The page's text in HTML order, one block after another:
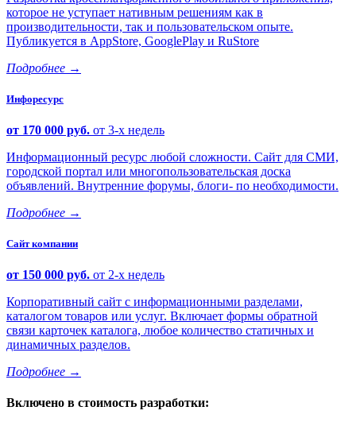
которое не уступает нативным решениям как в
производительности, так и пользовательском опыте.
Публикуется в AppStore, GooglePlay и RuStore
Подробнее →
Инфоресурс
от 170 000 руб. от 3-х недель
Информационный ресурс любой сложности. Сайт для СМИ,
городской портал или многопользовательская доска
объявлений. Внутренние форумы, блоги- по необходимости.
Подробнее →
Сайт компании
от 150 000 руб. от 2-х недель
Корпоративный сайт с информационными разделами,
каталогом товаров или услуг. Включает формы обратной
связи карточек каталога, любое количество статичных и
динамичных разделов.
Подробнее →
Включено в стоимость разработки: